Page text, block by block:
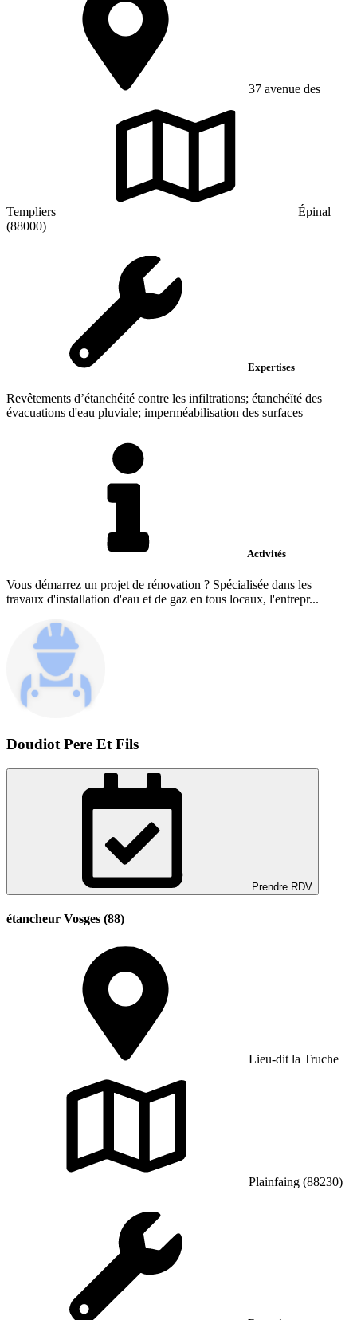
37 avenue des
Templiers
Épinal
(88000)
Expertises
Revêtements d’étanchéité contre les infiltrations; étanchéïté des
évacuations d'eau pluviale; imperméabilisation des surfaces
Activités
Vous démarrez un projet de rénovation ? Spécialisée dans les
travaux d'installation d'eau et de gaz en tous locaux, l'entrepr...
Doudiot Pere Et Fils
Prendre RDV
étancheur Vosges (88)
Lieu-dit la Truche
Plainfaing (88230)